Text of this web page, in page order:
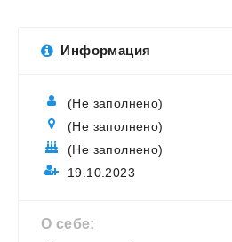
Информация
(Не заполнено)
(Не заполнено)
(Не заполнено)
19.10.2023
О себе: